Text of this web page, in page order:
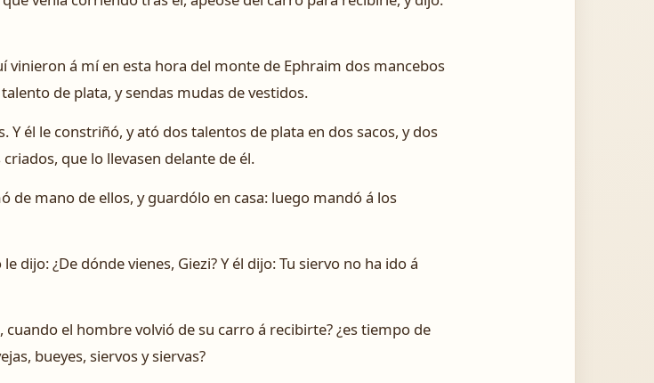
vinieron á mí en esta hora del monte de Ephraim dos mancebos
de plata, y sendas mudas de vestidos.
él le constriñó, y ató dos talentos de plata en dos sacos, y dos
que lo llevasen delante de él.
de mano de ellos, y guardólo en casa: luego mandó á los
dijo: ¿De dónde vienes, Giezi? Y él dijo: Tu siervo no ha ido á
el hombre volvió de su carro á recibirte? ¿es tiempo de
bueyes, siervos y siervas?